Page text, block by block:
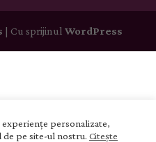
| Cu sprijinulWordPress
personalizate,
de pe site-ul nostru. Citește